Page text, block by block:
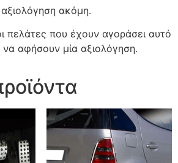
ακόμη.
πελάτες που έχουν αγοράσει αυτό
αφήσουν μία αξιολόγηση.